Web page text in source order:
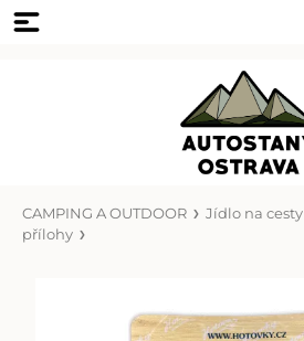
CAMPING A OUTDOOR Jídlo na cesty
přílohy